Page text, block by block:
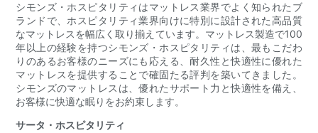
シモンズ・ホスピタリティはマットレス業界でよく知られたブ
ランドで、ホスピタリティ業界向けに特別に設計された高品質
なマットレスを幅広く取り揃えています。マットレス製造で100
年以上の経験を持つシモンズ・ホスピタリティは、最もこだわ
りのあるお客様のニーズにも応える、耐久性と快適性に優れた
マットレスを提供することで確固たる評判を築いてきました。
シモンズのマットレスは、優れたサポート力と快適性を備え、
お客様に快適な眠りをお約束します。
サータ・ホスピタリティ